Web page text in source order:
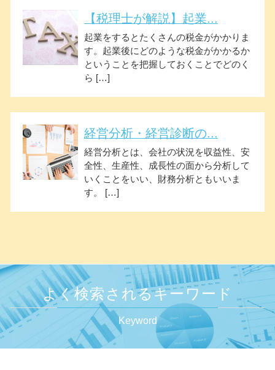
【税理士が解説】起業...
起業をするとたくさんの税金がかかりま
す。起業後にどのような税金がかかるか
ということを把握しておくことでどのく
ら […]
経営分析・経営診断の...
経営分析とは、会社の状況を収益性、安
全性、生産性、成長性の面から分析して
いくことをいい、財務分析ともいいま
す。 […]
よく検索されるキーワード
Keyword